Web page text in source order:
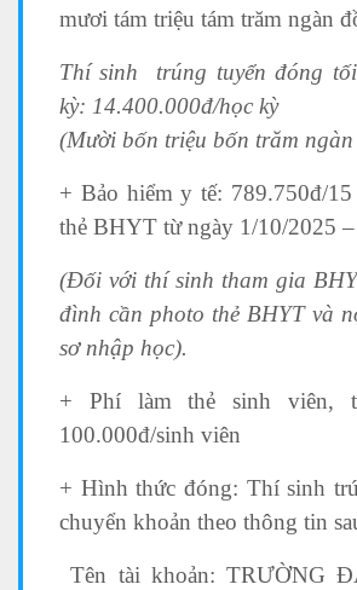
mươi tám triệu tám trăm ngàn
Thí sinh trúng tuyển đóng
kỳ: 14.400.000đ/học kỳ
(Mười bốn triệu bốn trăm
+ Bảo hiểm y tế: 789.750đ/
thẻ BHYT từ ngày 1/10/2025
(Đối với thí sinh tham gia
đình cần photo thẻ BHYT và
sơ nhập học).
+ Phí làm thẻ sinh viên,
100.000đ/sinh viên
+ Hình thức đóng: Thí sinh
chuyển khoản theo thông tin
Tên tài khoản: TRƯỜNG